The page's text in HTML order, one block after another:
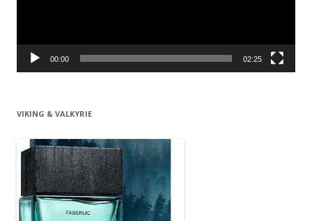
00:00 02:25
VIKING & VALKYRIE